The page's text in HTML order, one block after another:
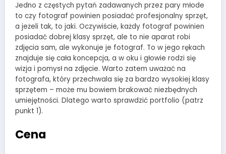
Jedno z częstych pytań zadawanych przez pary młode
to czy fotograf powinien posiadać profesjonalny sprzęt,
a jeżeli tak, to jaki. Oczywiście, każdy fotograf powinien
posiadać dobrej klasy sprzęt, ale to nie aparat robi
zdjęcia sam, ale wykonuje je fotograf. To w jego rękach
znajduje się cała koncepcja, a w oku i głowie rodzi się
wizja i pomysł na zdjęcie. Warto zatem uważać na
fotografa, który przechwala się za bardzo wysokiej klasy
sprzętem – może mu bowiem brakować niezbędnych
umiejętności. Dlatego warto sprawdzić portfolio (patrz
punkt 1).
Cena